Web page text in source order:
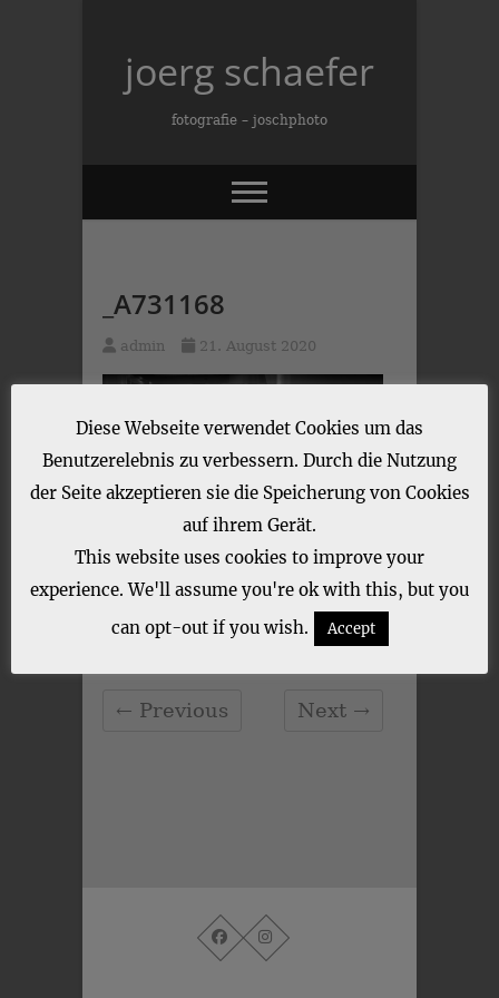
contentjoerg schaefer
fotografie – joschphoto
_A731168
admin 21. August 2020
CATEGORY :
← Previous Next →
Diese Webseite verwendet Cookies um das
Benutzerelebnis zu verbessern. Durch die Nutzung
der Seite akzeptieren sie die Speicherung von Cookies
auf ihrem Gerät.
This website uses cookies to improve your
experience. We'll assume you're ok with this, but you
can opt-out if you wish.
Accept